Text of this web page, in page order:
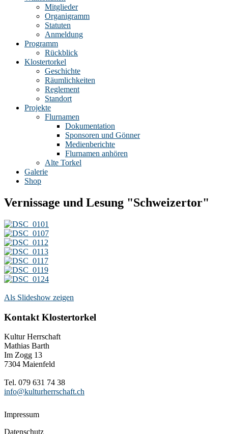
Mitglieder
Organigramm
Statuten
Anmeldung
Programm
Rückblick
Klostertorkel
Geschichte
Räumlichkeiten
Reglement
Standort
Projekte
Flurnamen
Dokumentation
Sponsoren und Gönner
Medienberichte
Flurnamen anhören
Alte Torkel
Galerie
Shop
Vernissage und Lesung "Schweizertor"
Als Slideshow zeigen
Kontakt Klostertorkel
Kultur Herrschaft
Mathias Barth
Im Zogg 13
7304 Maienfeld
Tel. 079 631 74 38
info@kulturherrschaft.ch
Impressum
Datenschutz